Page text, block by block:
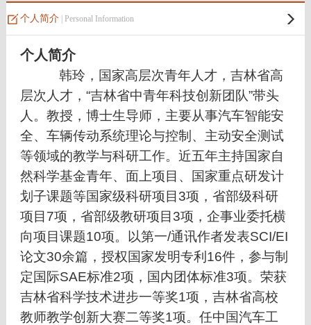
个人简介| Personal Information
个人简介
韩玲 ，国家高层次青年人才， 吉林省高
层次人才，“吉林省中青年科技创新团队”带头
人。教授，博士生导师，主要从事汽车智能安
全、车辆传动系统理论与控制、主动安全测试
等领域的教学与科研工作。近五年主持国家自
然科学基金青年、面上项目、国家重点研发计
划子课题等国家级科研项目3项，省部级科研
项目7项，省部级教研项目3项，企事业委托横
向项目课题10项。以第一/通讯作者发表SCI/EI
论文30余篇，授权国家发明专利16件，参与制
定国际SAE标准2项，国内团体标准3项。荣获
吉林省科学技术进步一等奖1项，吉林省高校
教师教学创新大赛二等奖1项。任中国汽车工